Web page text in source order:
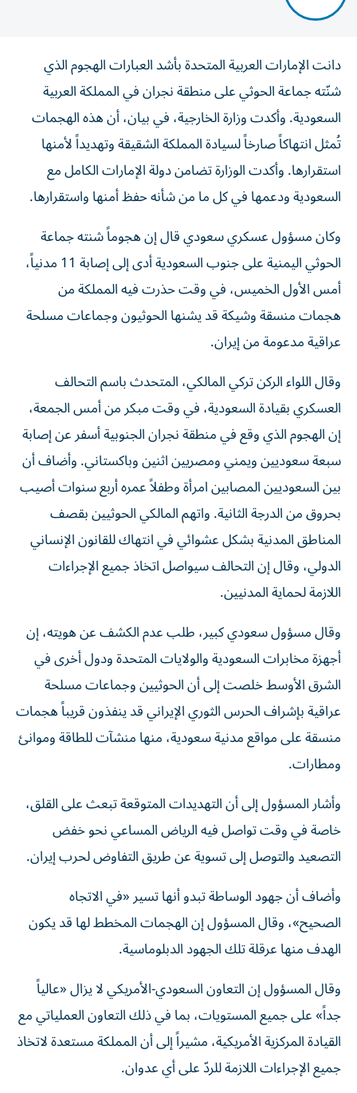
دانت الإمارات العربية المتحدة بأشد العبارات الهجوم الذي
شنّته جماعة الحوثي على منطقة نجران في المملكة العربية
السعودية. وأكدت وزارة الخارجية، في بيان، أن هذه الهجمات
تُمثل انتهاكاً صارخاً لسيادة المملكة الشقيقة وتهديداً لأمنها
استقرارها. وأكدت الوزارة تضامن دولة الإمارات الكامل مع
السعودية ودعمها في كل ما من شأنه حفظ أمنها واستقرارها.
وكان مسؤول عسكري سعودي قال إن هجوماً شنته جماعة
الحوثي اليمنية على جنوب السعودية أدى إلى إصابة 11 مدنياً، ​
أمس الأول الخميس، في وقت حذرت فيه المملكة من
هجمات منسقة وشيكة قد يشنها الحوثيون وجماعات مسلحة
عراقية ‌مدعومة من إيران.
وقال اللواء الركن ‌تركي المالكي، المتحدث باسم التحالف
العسكري بقيادة السعودية، في وقت مبكر من أمس الجمعة،
إن الهجوم الذي وقع في منطقة نجران الجنوبية أسفر عن إصابة
سبعة سعوديين ويمني ومصريين اثنين وباكستاني. وأضاف أن
بين السعوديين المصابين امرأة وطفلاً عمره أربع سنوات أصيب
بحروق من الدرجة الثانية. واتهم المالكي الحوثيين بقصف
المناطق المدنية بشكل عشوائي في انتهاك للقانون الإنساني
الدولي، وقال إن التحالف سيواصل اتخاذ جميع الإجراءات
اللازمة لحماية المدنيين.
وقال مسؤول ​سعودي كبير، طلب عدم الكشف عن هويته، إن
أجهزة مخابرات السعودية والولايات المتحدة ودول أخرى في
الشرق الأوسط خلصت إلى أن الحوثيين وجماعات مسلحة
عراقية بإشراف الحرس الثوري الإيراني قد ينفذون قريباً هجمات
منسقة على مواقع مدنية سعودية، منها منشآت للطاقة وموانئ
ومطارات.
وأشار المسؤول إلى أن التهديدات المتوقعة تبعث على القلق،
خاصة في وقت تواصل فيه الرياض المساعي نحو خفض
التصعيد والتوصل إلى تسوية عن طريق التفاوض لحرب إيران.
وأضاف أن جهود الوساطة تبدو أنها تسير «في الاتجاه
الصحيح»، وقال المسؤول إن الهجمات المخطط لها قد يكون
الهدف منها عرقلة تلك الجهود ‌الدبلوماسية.
وقال المسؤول إن التعاون السعودي-الأمريكي لا يزال «عالياً
جداً» على جميع المستويات، بما في ذلك التعاون العملياتي مع
القيادة المركزية الأمريكية، مشيراً إلى أن المملكة مستعدة لاتخاذ
جميع الإجراءات اللازمة ‌للردّ على أي عدوان.